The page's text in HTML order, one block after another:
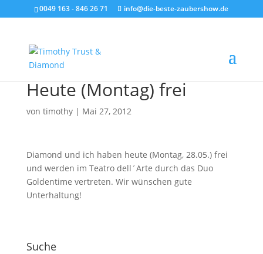
0049 163 - 846 26 71 info@die-beste-zaubershow.de
Heute (Montag) frei
von timothy| Mai 27, 2012
Diamond und ich haben heute (Montag, 28.05.) frei
und werden im Teatro dell´Arte durch das Duo
Goldentime vertreten. Wir wünschen gute
Unterhaltung!
Suche